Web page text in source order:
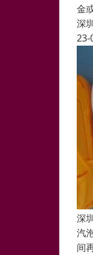
金
深
23-
深
汽
间